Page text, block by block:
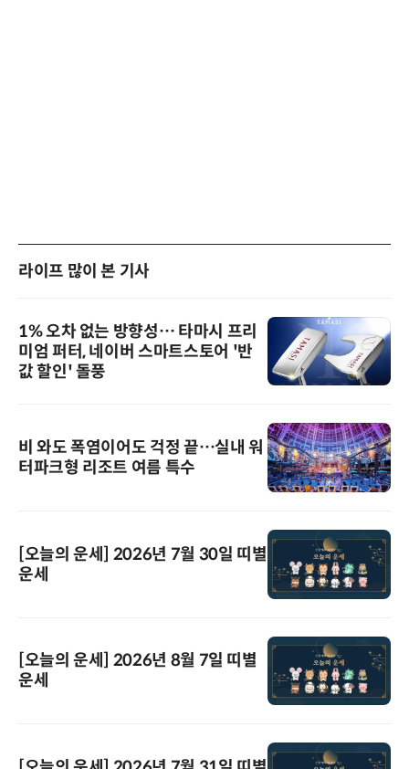
라이프 많이 본 기사
1% 오차 없는 방향성… 타마시 프리
미엄 퍼터, 네이버 스마트스토어 '반
값 할인' 돌풍
비 와도 폭염이어도 걱정 끝…실내 워
터파크형 리조트 여름 특수
[오늘의 운세] 2026년 7월 30일 띠별
운세
[오늘의 운세] 2026년 8월 7일 띠별
운세